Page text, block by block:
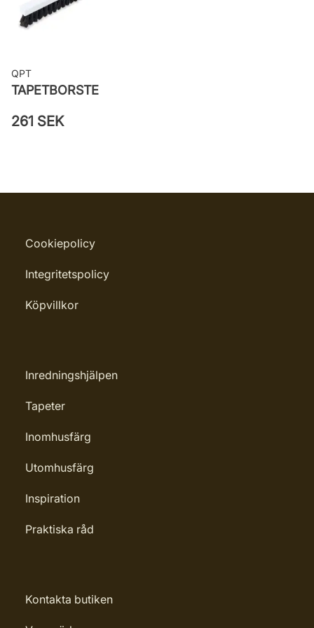
QPT
TAPETBORSTE
261 SEK
Cookiepolicy
Integritetspolicy
Köpvillkor
Inredningshjälpen
Tapeter
Inomhusfärg
Utomhusfärg
Inspiration
Praktiska råd
Kontakta butiken